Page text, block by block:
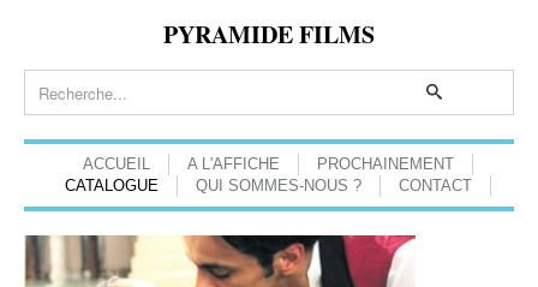
PYRAMIDE FILMS
ACCUEIL A L'AFFICHE
PROCHAINEMENT
CATALOGUE
QUI SOMMES-NOUS ? CONTACT